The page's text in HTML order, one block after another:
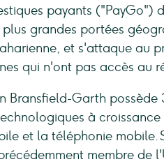
payants ("PayGo")
plus grandes portées
et s'attaque au
qui n'ont pas accès au
Bransfield-Garth
à
et la téléphonie mobile.
membre de